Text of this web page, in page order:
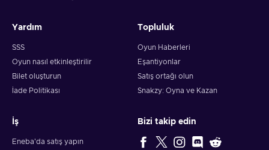
Yardım
SSS
Oyun nasıl etkinleştirilir
Bilet oluşturun
İade Politikası
Topluluk
Oyun Haberleri
Eşantiyonlar
Satış ortağı olun
Snakzy: Oyna ve Kazan
İş
Eneba'da satış yapın
Bizi takip edin